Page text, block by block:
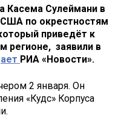
Касема Сулеймани в
США по окрестностям
приведёт к
регионе, заявили в
РИА «Новости».
2 января. Он
«Кудс» Корпуса